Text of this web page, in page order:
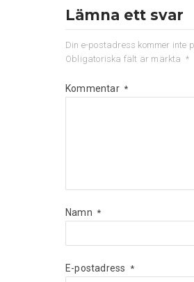
Lämna ett svar
Din e-postadress kommer inte
Obligatoriska fält är märkta *
Kommentar *
Namn *
E-postadress *